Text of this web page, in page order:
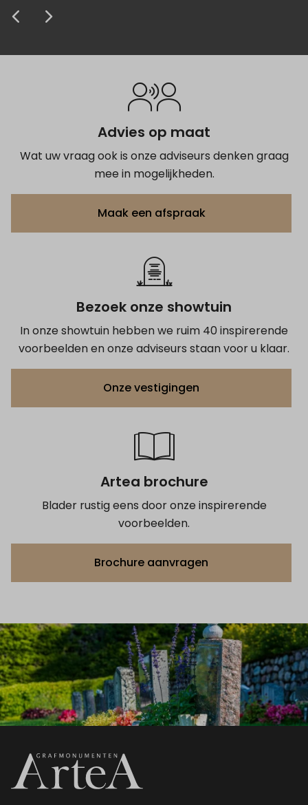
krijgen van het grafmonument.
prijs zeer concurrerend. Kortom de 5
afscheid.
Advies op maat
Wat uw vraag ook is onze adviseurs denken graag
mee in mogelijkheden.
Maak een afspraak
Bezoek onze showtuin
In onze showtuin hebben we ruim 40 inspirerende
voorbeelden en onze adviseurs staan voor u klaar.
Onze vestigingen
Artea brochure
Blader rustig eens door onze inspirerende
voorbeelden.
Brochure aanvragen